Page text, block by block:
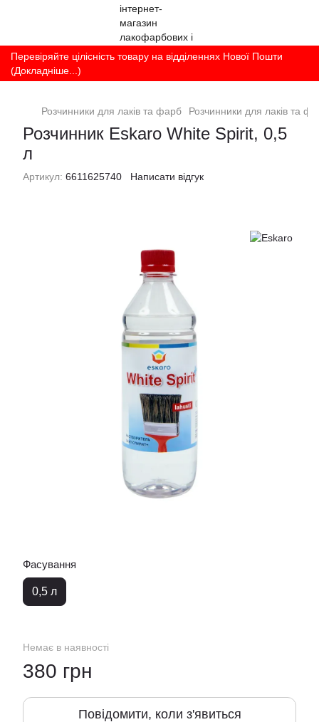
Перевіряйте цілісність товару на відділеннях Нової Пошти
(Докладніше...)
Розчинники для лаків та фарб Розчинники для лаків та
Розчинник Eskaro White Spirit, 0,5
л
Артикул: 6611625740 Написати відгук
Фасування
0,5 л
Немає в наявності
380 грн
Повідомити, коли з'явиться